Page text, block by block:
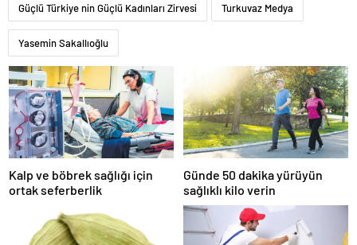
Güçlü Türkiye nin Güçlü Kadınları Zirvesi Turkuvaz Medya
Yasemin Sakallıoğlu
Kalp ve böbrek sağlığı için
ortak seferberlik
Günde 50 dakika yürüyün
sağlıklı kilo verin